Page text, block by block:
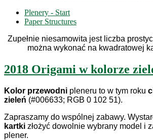
Plenery - Start
Paper Structures
Zupełnie niesamowita jest liczba
można wykonać na kwadratowej
2018 Origami w kolorze
Kolor przewodni pleneru to w tym roku
zieleń (#006633; RGB 0 102 51).
Zapraszamy do wspólnej zabawy.
kartki złożyć dowolnie wybrany model i
plener.